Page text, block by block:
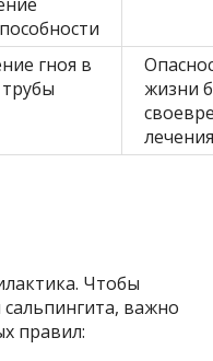
гноя в
жизни
Чтобы
важно
правил: